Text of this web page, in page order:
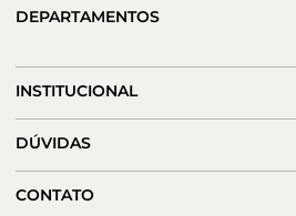
DEPARTAMENTOS
INSTITUCIONAL
DÚVIDAS
CONTATO